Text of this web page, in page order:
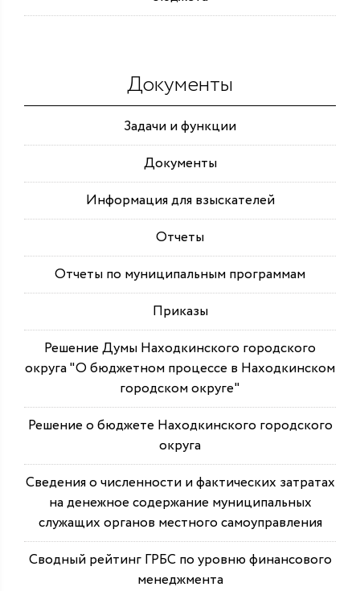
Документы
Задачи и функции
Документы
Информация для взыскателей
Отчеты
Отчеты по муниципальным программам
Приказы
Решение Думы Находкинского городского
округа "О бюджетном процессе в Находкинском
городском округе"
Решение о бюджете Находкинского городского
округа
Сведения о численности и фактических затратах
на денежное содержание муниципальных
служащих органов местного самоуправления
Сводный рейтинг ГРБС по уровню финансового
менеджмента